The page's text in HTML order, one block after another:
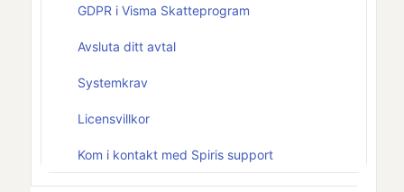
GDPR i Visma Skatteprogram
Avsluta ditt avtal
Systemkrav
Licensvillkor
Kom i kontakt med Spiris support